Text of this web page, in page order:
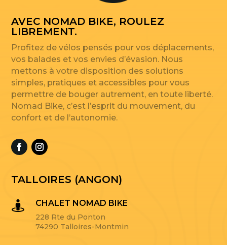
AVEC NOMAD BIKE, ROULEZ
LIBREMENT.
Profitez de vélos pensés pour vos déplacements,
vos balades et vos envies d’évasion. Nous
mettons à votre disposition des solutions
simples, pratiques et accessibles pour vous
permettre de bouger autrement, en toute liberté.
Nomad Bike, c’est l’esprit du mouvement, du
confort et de l’autonomie.
TALLOIRES (ANGON)
 CHALET NOMAD BIKE
228 Rte du Ponton
74290 Talloires-Montmin